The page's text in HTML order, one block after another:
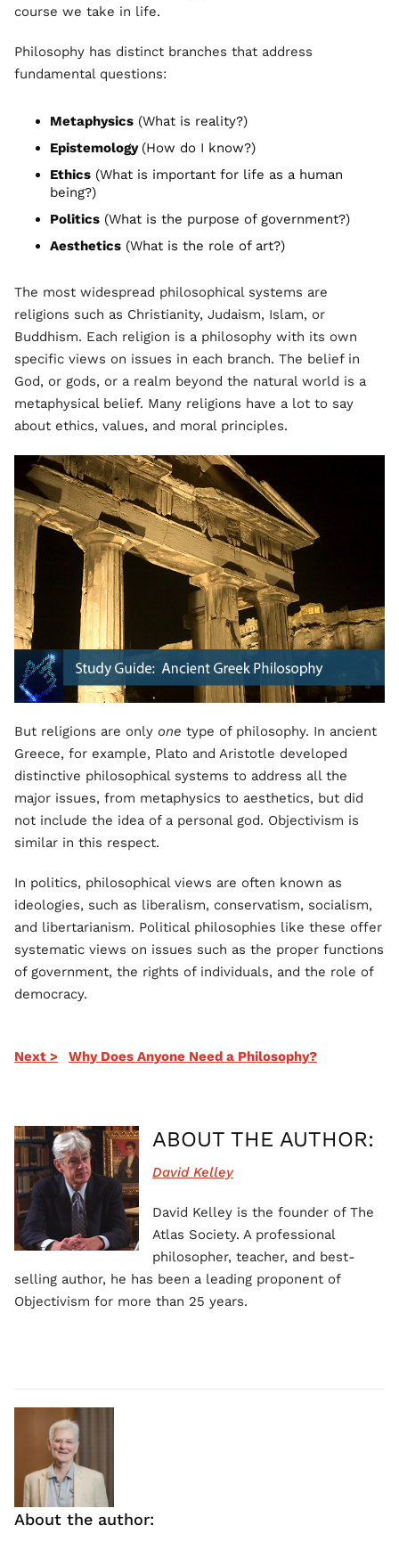
course we take in life.
Philosophy has distinct branches that address
fundamental questions:
Metaphysics (What is reality?)
Epistemology (How do I know?)
Ethics (What is important for life as a human
being?)
Politics (What is the purpose of government?)
Aesthetics (What is the role of art?)
The most widespread philosophical systems are
religions such as Christianity, Judaism, Islam, or
Buddhism. Each religion is a philosophy with its own
specific views on issues in each branch. The belief in
God, or gods, or a realm beyond the natural world is a
metaphysical belief. Many religions have a lot to say
about ethics, values, and moral principles.
But religions are only one type of philosophy. In ancient
Greece, for example, Plato and Aristotle developed
distinctive philosophical systems to address all the
major issues, from metaphysics to aesthetics, but did
not include the idea of a personal god. Objectivism is
similar in this respect.
In politics, philosophical views are often known as
ideologies, such as liberalism, conservatism, socialism,
and libertarianism. Political philosophies like these offer
systematic views on issues such as the proper functions
of government, the rights of individuals, and the role of
democracy.
Next > Why Does Anyone Need a Philosophy?
ABOUT THE AUTHOR:
David Kelley
David Kelley is the founder of The
Atlas Society. A professional
philosopher, teacher, and best-
selling author, he has been a leading proponent of
Objectivism for more than 25 years.
About the author: